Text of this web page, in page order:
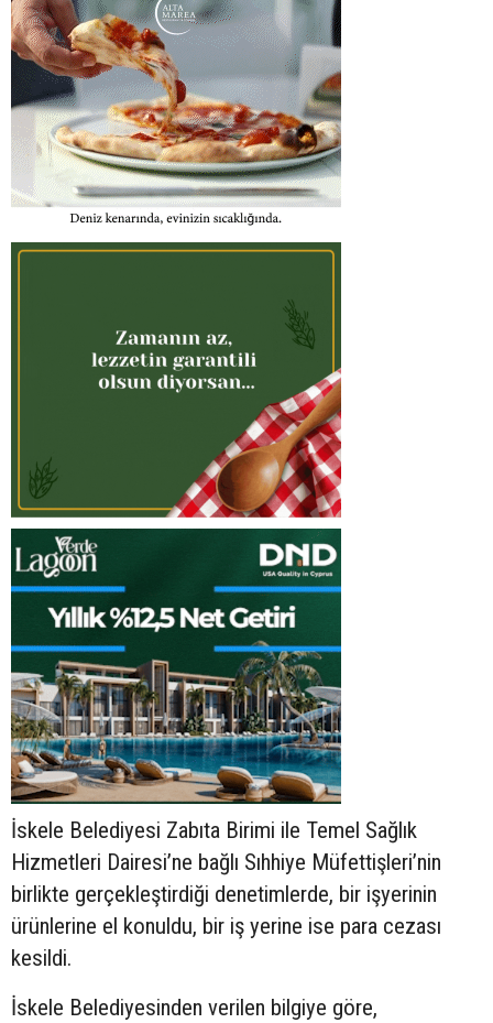
İskele Belediyesi Zabıta Birimi ile Temel Sağlık
Hizmetleri Dairesi’ne bağlı Sıhhiye Müfettişleri’nin
birlikte gerçekleştirdiği denetimlerde, bir işyerinin
ürünlerine el konuldu, bir iş yerine ise para cezası
kesildi.
İskele Belediyesinden verilen bilgiye göre,